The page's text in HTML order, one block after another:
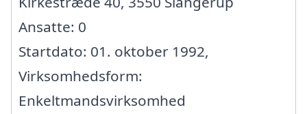
Ansatte: 0
Startdato: 01. oktober 1992,
Virksomhedsform:
Enkeltmandsvirksomhed